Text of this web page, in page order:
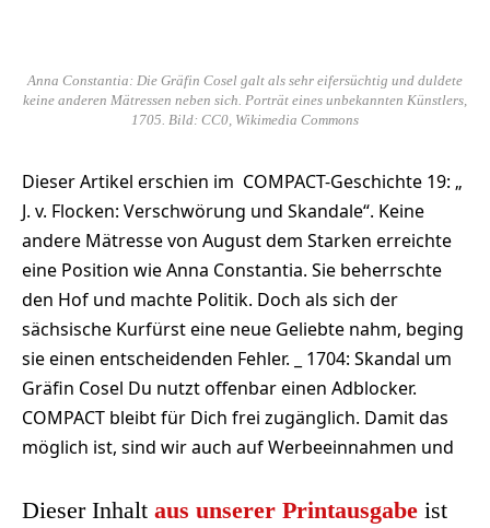
Anna Constantia: Die Gräfin Cosel galt als sehr eifersüchtig und duldete
keine anderen Mätressen neben sich. Porträt eines unbekannten Künstlers,
1705. Bild: CC0, Wikimedia Commons
Dieser Artikel erschien im COMPACT-Geschichte 19: „
J. v. Flocken: Verschwörung und Skandale“. Keine
andere Mätresse von August dem Starken erreichte
eine Position wie Anna Constantia. Sie beherrschte
den Hof und machte Politik. Doch als sich der
sächsische Kurfürst eine neue Geliebte nahm, beging
sie einen entscheidenden Fehler. _ 1704: Skandal um
Gräfin Cosel Du nutzt offenbar einen Adblocker.
COMPACT bleibt für Dich frei zugänglich. Damit das
möglich ist, sind wir auch auf Werbeeinnahmen und
Dieser Inhalt aus unserer Printausgabe ist